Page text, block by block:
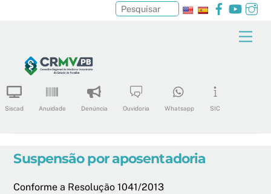
content
Facebook
Siscad Anuidade Denúncia Ouvidoria Whatsapp SIC
Pesquisar
Suspensão por aposentadoria
Conforme a Resolução 1041/2013